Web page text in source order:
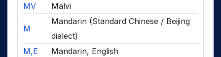
MV
Malvi
M
Mandarin (Standard Chinese / Beijing
dialect)
M,E
Mandarin, English